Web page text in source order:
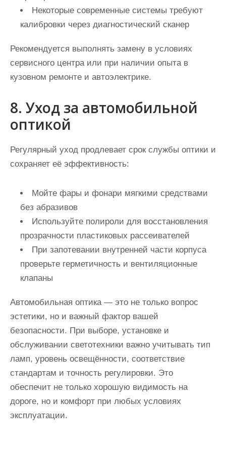
Некоторые современные системы требуют
калибровки через диагностический сканер
Рекомендуется выполнять замену в условиях
сервисного центра или при наличии опыта в
кузовном ремонте и автоэлектрике.
8. Уход за автомобильной
оптикой
Регулярный уход продлевает срок службы оптики и
сохраняет её эффективность:
Мойте фары и фонари мягкими средствами
без абразивов
Используйте полироли для восстановления
прозрачности пластиковых рассеивателей
При запотевании внутренней части корпуса
проверьте герметичность и вентиляционные
клапаны
Автомобильная оптика — это не только вопрос
эстетики, но и важный фактор вашей
безопасности. При выборе, установке и
обслуживании светотехники важно учитывать тип
ламп, уровень освещённости, соответствие
стандартам и точность регулировки. Это
обеспечит не только хорошую видимость на
дороге, но и комфорт при любых условиях
эксплуатации.